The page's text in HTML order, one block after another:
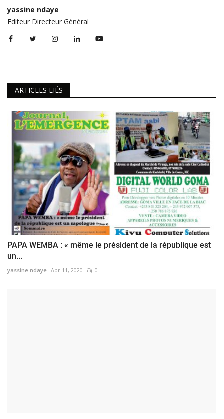
yassine ndaye
Editeur Directeur Général
ARTICLES LIÉS
PAPA WEMBA : « même le président de la république est
un...
yassine ndaye Apr 11, 2020 0